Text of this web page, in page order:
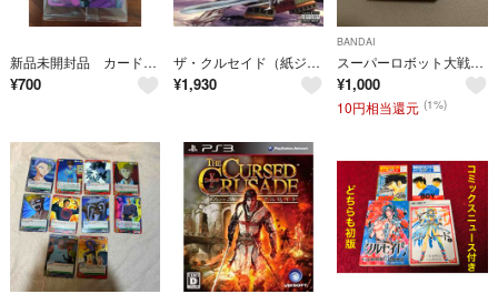
新品未開封品 カードゲーム クルセイド 「スーパーロボット大戦V」初回封入特典 如月千歳
¥700
ザ・クルセイド（紙ジャケット仕様）
¥1,930
BANDAI
スーパーロボット大戦Ｖクルセイド スターターセット（ＳＲＷ−ＳＴ０１）
¥1,000
10円相当還元 (1%)